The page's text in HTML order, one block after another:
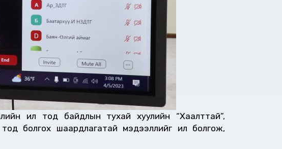
ил тод байдлын тухай хуулийн “Хаалттай”,
болгох шаардлагатай мэдээллийг ил болгож,